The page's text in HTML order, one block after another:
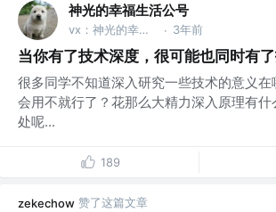
神光的幸福生活公号
vx：神光的幸福生活 · 3年前
当你有了技术深度，很可能也同时有
很多同学不知道深入研究一些技术的意义在
会用不就行了？花那么大精力深入原理有什
处呢...
189
zekechow 赞了这篇文章